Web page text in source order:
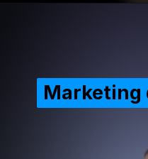
Marketing
Marketing